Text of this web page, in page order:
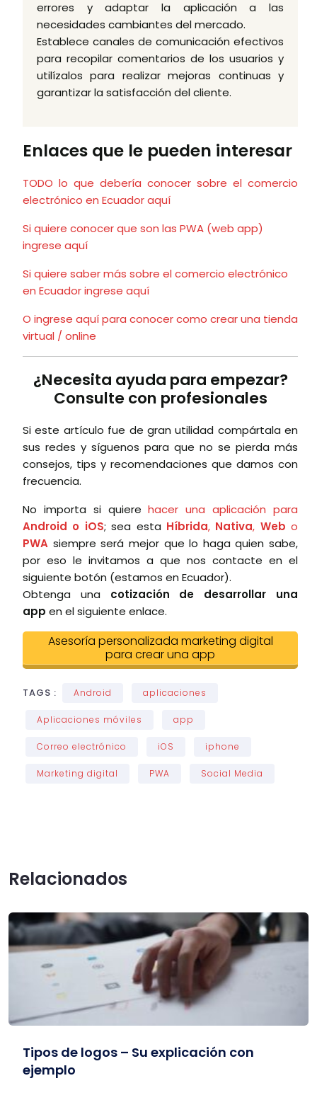
errores y adaptar la aplicación a las
necesidades cambiantes del mercado.
Establece canales de comunicación efectivos
para recopilar comentarios de los usuarios y
utilízalos para realizar mejoras continuas y
garantizar la satisfacción del cliente.
Enlaces que le pueden interesar
TODO lo que debería conocer sobre el comercio
electrónico en Ecuador aquí
Si quiere conocer que son las PWA (web app)
ingrese aquí
Si quiere saber más sobre el comercio electrónico
en Ecuador ingrese aquí
O ingrese aquí para conocer como crear una tienda
virtual / online
¿Necesita ayuda para empezar?
Consulte con profesionales
Si este artículo fue de gran utilidad compártala en
sus redes y síguenos para que no se pierda más
consejos, tips y recomendaciones que damos con
frecuencia.
No importa si quierehacer una aplicación para
Android o iOS; sea esta Híbrida, Nativa, Web o
PWA siempre será mejor que lo haga quien sabe,
por eso le invitamos a que nos contacte en el
siguiente botón (estamos en Ecuador).
Obtenga una cotización de desarrollar una
app en el siguiente enlace.
Asesoría personalizada marketing digital
para crear una app
TAGS : Android aplicaciones
Aplicaciones móviles app
Correo electrónico iOS iphone
Marketing digital PWA Social Media
Relacionados
Tipos de logos – Su explicación con
ejemplo